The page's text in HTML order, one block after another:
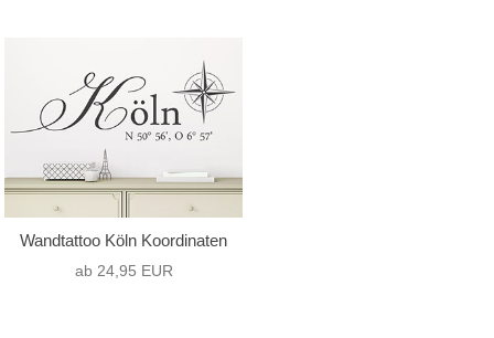
Wandtattoo Köln Koordinaten
ab 24,95 EUR